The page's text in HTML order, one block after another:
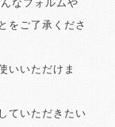
なフォルムや
をご了承くださ
いいただけま
ていただきたい